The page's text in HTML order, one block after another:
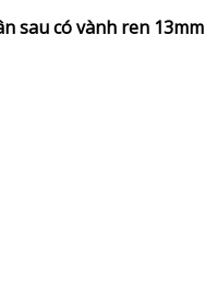
sau có vành ren 13mm